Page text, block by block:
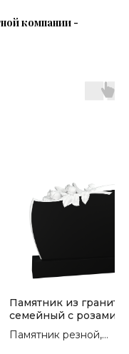
компании -
Памятник из гранита
семейный с розами
Памятник резной,